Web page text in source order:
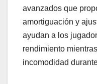
avanzados que
amortiguación y
ayudan a los
rendimiento
incomodidad